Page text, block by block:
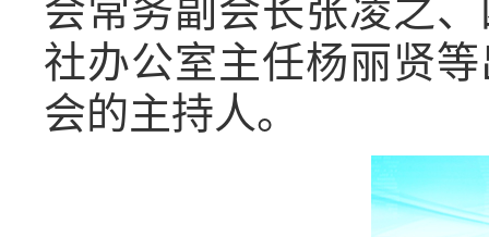
会常务副会长张凌之
社办公室主任杨丽贤
会的主持人。